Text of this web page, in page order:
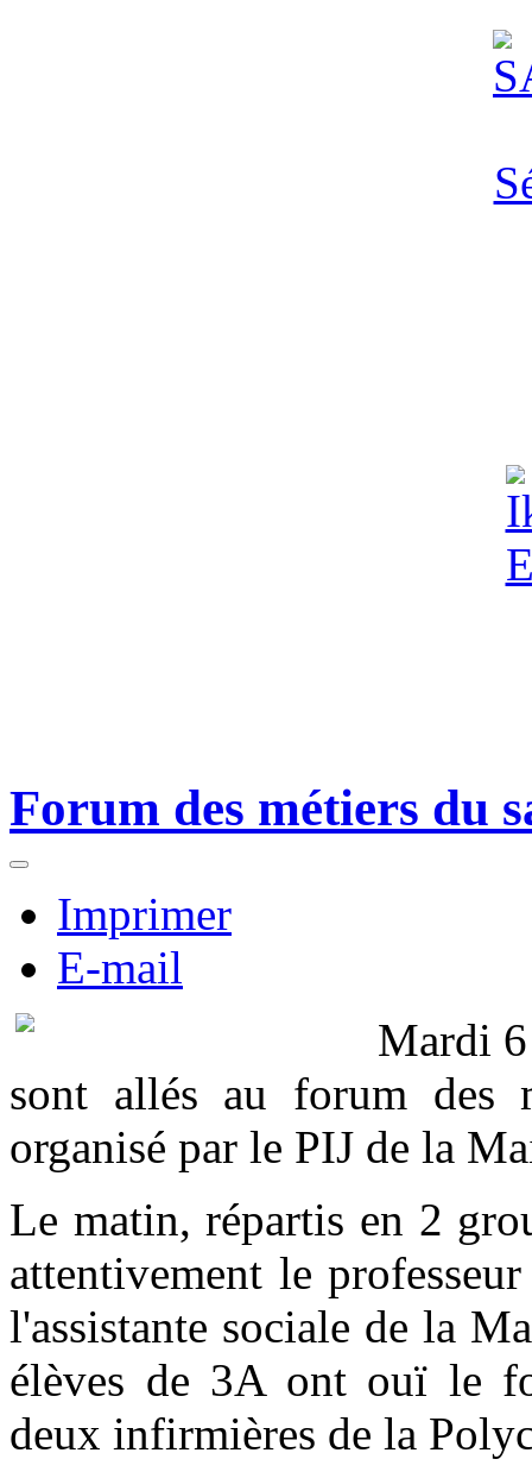
Forum des métiers du
Imprimer
E-mail
Mardi 6
sont allés au forum des
organisé par le PIJ de la
Le matin, répartis en 2
attentivement le
l'assistante sociale de la
élèves de 3A ont ouï le
deux infirmières de la